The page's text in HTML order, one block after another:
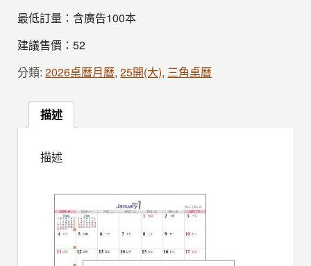
最低訂量：含廣告100本
建議售價：52
分類:2026桌曆月曆,25開(大), 三角桌曆
描述
描述